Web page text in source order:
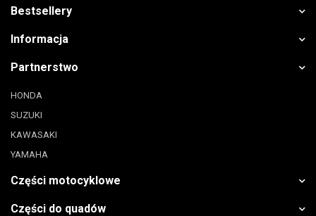
Bestsellery
Informacja
Partnerstwo
HONDA
SUZUKI
KAWASAKI
YAMAHA
Części motocyklowe
Części do quadów